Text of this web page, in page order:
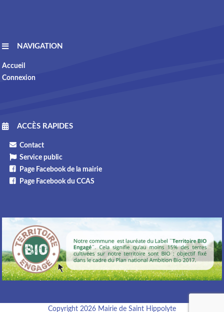
NAVIGATION
Accueil
Connexion
ACCÈS RAPIDES
Contact
Service public
Page Facebook de la mairie
Page Facebook du CCAS
Copyright 2026 Mairie de Saint Hippolyte